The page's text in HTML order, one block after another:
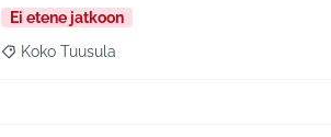
Ei etene jatkoon
Rajaa tulokset aihepiirin mukaan: Koko Tuusula
Koko Tuusula